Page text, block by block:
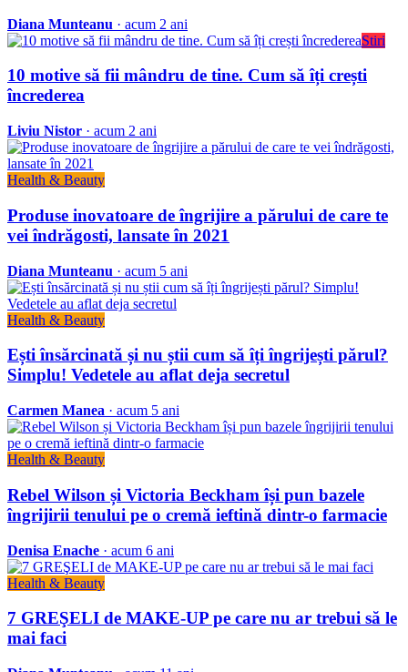
Diana Munteanu · acum 2 ani
Stiri
10 motive să fii mândru de tine. Cum să îți crești
încrederea
Liviu Nistor · acum 2 ani
Health & Beauty
Produse inovatoare de îngrijire a părului de care te
vei îndrăgosti, lansate în 2021
Diana Munteanu · acum 5 ani
Health & Beauty
Ești însărcinată și nu știi cum să îți îngrijești părul?
Simplu! Vedetele au aflat deja secretul
Carmen Manea · acum 5 ani
Health & Beauty
Rebel Wilson și Victoria Beckham își pun bazele
îngrijirii tenului pe o cremă ieftină dintr-o farmacie
Denisa Enache · acum 6 ani
Health & Beauty
7 GREŞELI de MAKE-UP pe care nu ar trebui să le
mai faci